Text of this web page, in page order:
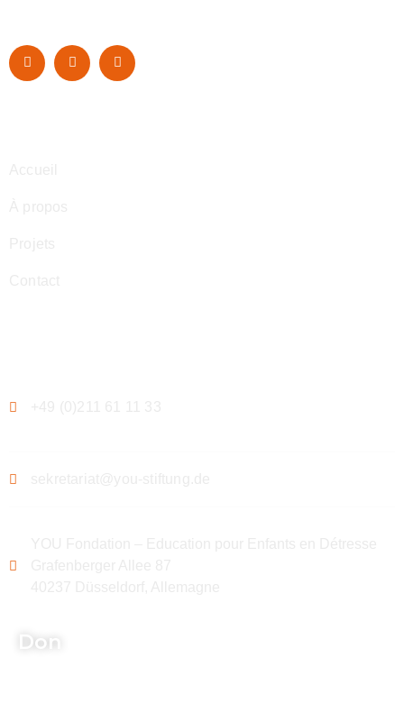
Don